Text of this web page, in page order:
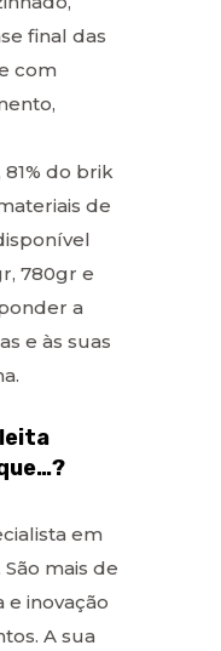
final das
com
do brik
de
780gr e
a
e às suas
em
mais de
e inovação
A sua